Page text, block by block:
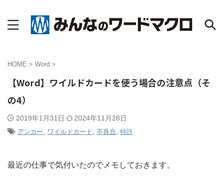
HOME > Word >
【Word】ワイルドカードを使う場合の注意点（そ
の4）
2019年1月31日 2024年11月28日
アンカー, ワイルドカード, 不具合, 特許
最近の仕事で気付いたのでメモしておきます。